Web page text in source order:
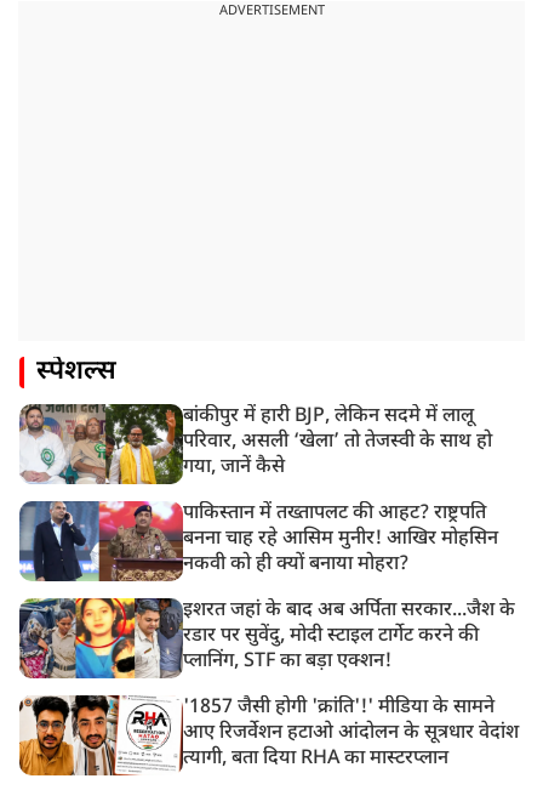
ADVERTISEMENT
स्पेशल्स
बांकीपुर में हारी BJP, लेकिन सदमे में लालू
परिवार, असली ‘खेला’ तो तेजस्वी के साथ हो
गया, जानें कैसे
पाकिस्तान में तख्तापलट की आहट? राष्ट्रपति
बनना चाह रहे आसिम मुनीर! आखिर मोहसिन
नकवी को ही क्यों बनाया मोहरा?
इशरत जहां के बाद अब अर्पिता सरकार...जैश के
रडार पर सुवेंदु, मोदी स्टाइल टार्गेट करने की
प्लानिंग, STF का बड़ा एक्शन!
'1857 जैसी होगी 'क्रांति'!' मीडिया के सामने
आए रिजर्वेशन हटाओ आंदोलन के सूत्रधार वेदांश
त्यागी, बता दिया RHA का मास्टरप्लान